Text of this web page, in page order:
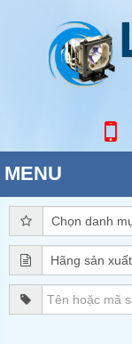
MENU